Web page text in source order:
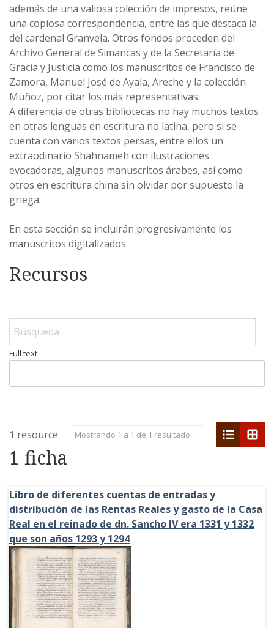
además de una valiosa colección de impresos, reúne
una copiosa correspondencia, entre las que destaca la
del cardenal Granvela. Otros fondos proceden del
Archivo General de Simancas y de la Secretaría de
Gracia y Justicia como los manuscritos de Francisco de
Zamora, Manuel José de Ayala, Areche y la colección
Muñoz, por citar los más representativas.
A diferencia de otras bibliotecas no hay muchos textos
en otras lenguas en escritura no latina, pero si se
cuenta con varios textos persas, entre ellos un
extraodinario Shahnameh con ilustraciones
evocadoras, algunos manuscritos árabes, así como
otros en escritura china sin olvidar por supuesto la
griega.
En esta sección se incluirán progresivamente los
manuscritos digitalizados.
Recursos
Full text
1 resource Mostrando 1 a 1 de 1 resultado list grid
1 ficha
Libro de diferentes cuentas de entradas y
distribución de las Rentas Reales y gasto de la Casa
Real en el reinado de dn. Sancho IV era 1331 y 1332
que son años 1293 y 1294